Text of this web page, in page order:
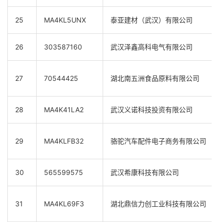
25 MA4KL5UNX 泰亚建材（武汉）有限公司
26 303587160 武汉泽鑫高科电气有限公司
27 70544425 湖北南五洲食品原料有限公司
28 MA4K41LA2 武汉义诺科技投资有限公司
29 MA4KLFB32 骆驼汽车配件电子商务有限公司
30 565599575 武汉希康科技有限公司
31 MA4KL69F3 湖北鼎信力创工业科技有限公司